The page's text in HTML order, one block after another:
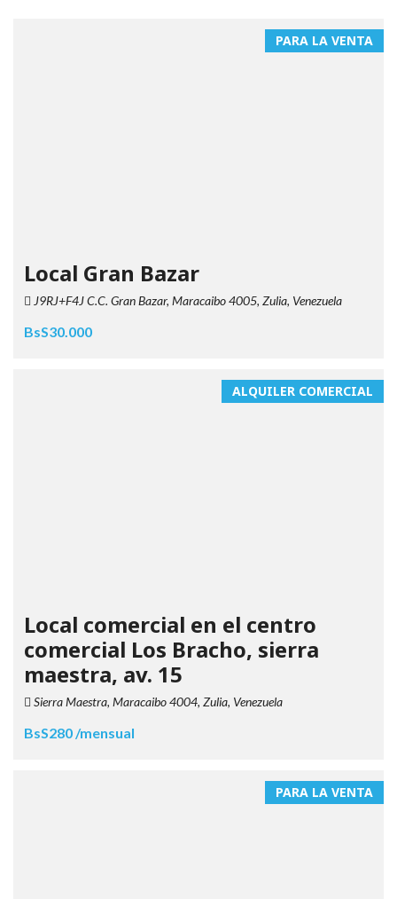
PARA LA VENTA
Local Gran Bazar
J9RJ+F4J C.C. Gran Bazar, Maracaibo 4005, Zulia, Venezuela
BsS30.000
ALQUILER COMERCIAL
Local comercial en el centro
comercial Los Bracho, sierra
maestra, av. 15
Sierra Maestra, Maracaibo 4004, Zulia, Venezuela
BsS280 /mensual
PARA LA VENTA